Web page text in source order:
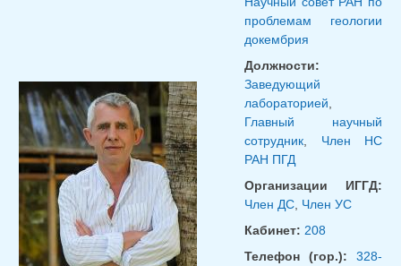
проблемам геологии
докембрия
Должности:
Заведующий
лабораторией
Главный научный
сотрудник
Член НС
РАН ПГД
Организации ИГГД:
Член ДС Член УС
Кабинет: 208
Телефон (гор.): 328-